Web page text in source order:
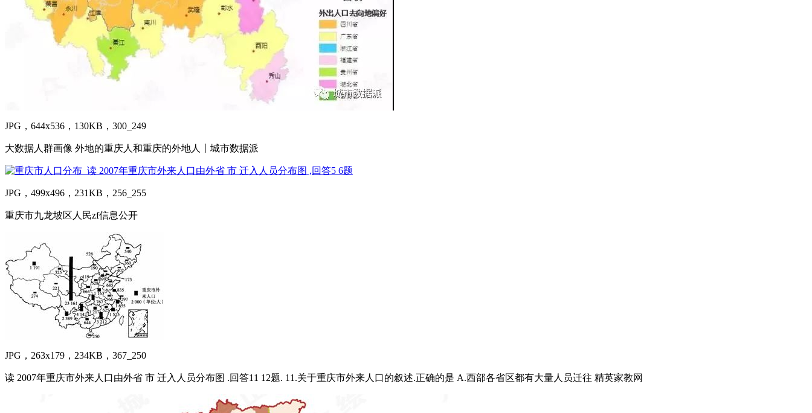
JPG，644x536，130KB，300_249
大数据人群画像 外地的重庆人和重庆的外地人丨城市数据派
JPG，499x496，231KB，256_255
重庆市九龙坡区人民zf信息公开
JPG，263x179，234KB，367_250
读 2007年重庆市外来人口由外省 市 迁入人员分布图 .回答11 12题. 11.关于重庆市外来人口的叙述.正确的是 A.西部各省区都有大量人员迁往 精英家教网